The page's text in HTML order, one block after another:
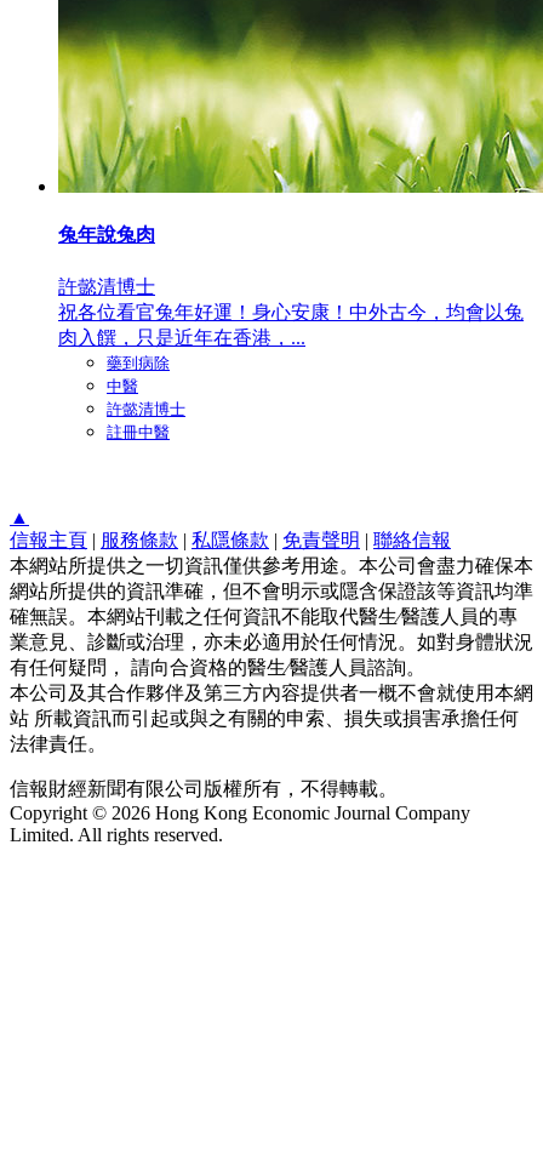
兔年說兔肉
許懿清博士
祝各位看官兔年好運！身心安康！中外古今，均會以兔
肉入饌，只是近年在香港，...
藥到病除
中醫
許懿清博士
註冊中醫
▲
信報主頁 | 服務條款 | 私隱條款 | 免責聲明 | 聯絡信報
本網站所提供之一切資訊僅供參考用途。本公司會盡力確保本
網站所提供的資訊準確，但不會明示或隱含保證該等資訊均準
確無誤。本網站刊載之任何資訊不能取代醫生∕醫護人員的專
業意見、診斷或治理，亦未必適用於任何情況。如對身體狀況
有任何疑問， 請向合資格的醫生∕醫護人員諮詢。
本公司及其合作夥伴及第三方內容提供者一概不會就使用本網
站 所載資訊而引起或與之有關的申索、損失或損害承擔任何
法律責任。
信報財經新聞有限公司版權所有，不得轉載。
Copyright © 2026 Hong Kong Economic Journal Company
Limited. All rights reserved.